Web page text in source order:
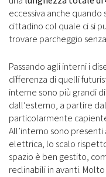
eccessiva anche
cittadino col quale ci si
trovare parcheggio
Passando agli interni i
differenza di quelli
interne sono più grandi
dall’esterno, a partire
particolarmente
All’interno sono presenti
elettrica, lo scalo
spazio è ben gestito,
reclinabili in avanti.